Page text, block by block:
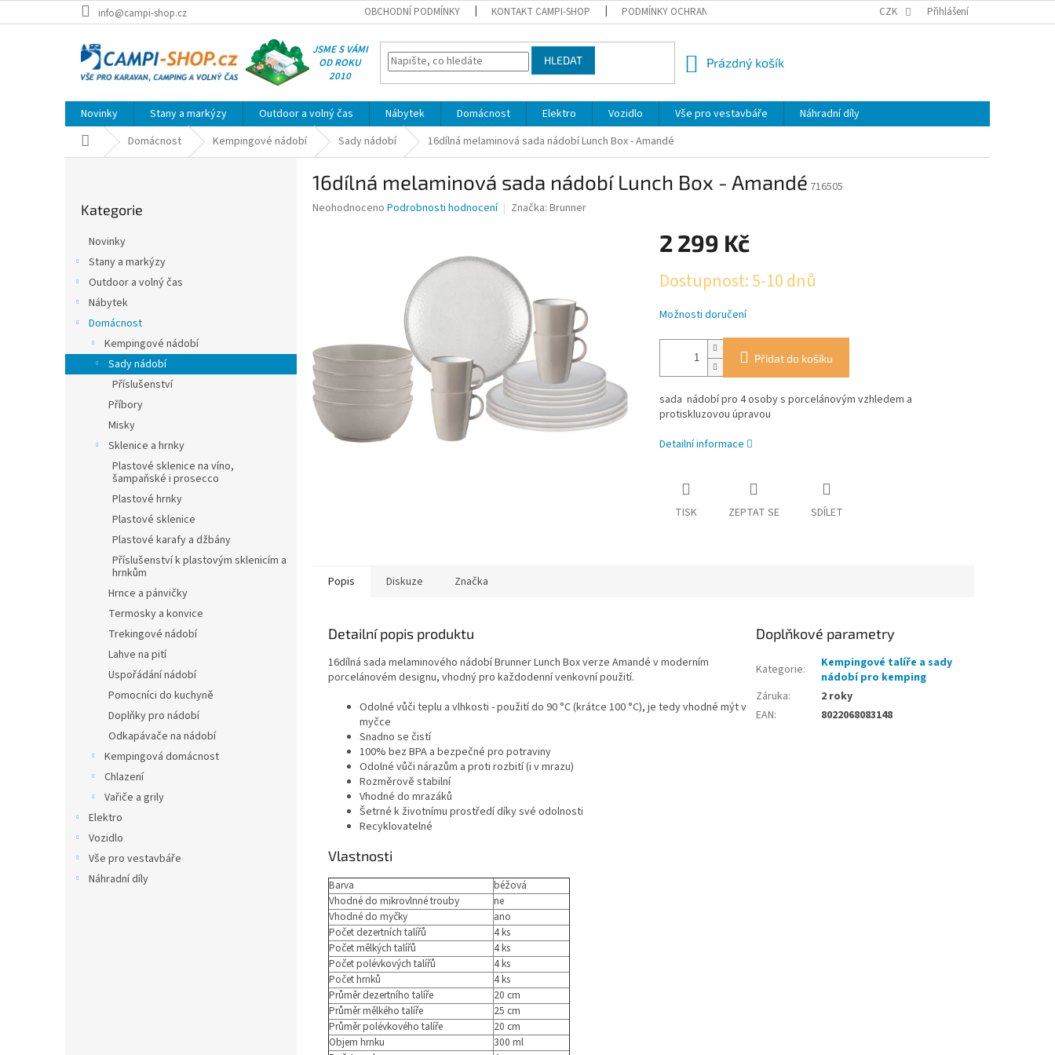
na
info@campi-shop.cz OBCHODNÍ PODMÍNKY KONTAKT CAMPI-SHOP PODMÍNKY OCHRANY OSOBNÍCH ÚDAJŮ REKLAMACE
CZK Přihlášení
JSME S VÁMI
OD ROKU
2010
HLEDAT
NÁKUPNÍ
Prázdný košík
Novinky Stany a markýzy Outdoor a volný čas Nábytek Domácnost Elektro Vozidlo Vše pro vestavbáře
Náhradní díly
Domů Domácnost Kempingové nádobí Sady nádobí 16dílná melaminová sada nádobí Lunch Box - Amandé
n
e
kategorie
Kategorie
Novinky
Stany a markýzy
Outdoor a volný čas
Nábytek
Domácnost
Kempingové nádobí
Sady nádobí
Příslušenství
Příbory
Misky
Sklenice a hrnky
Plastové sklenice na víno,
šampaňské i prosecco
Plastové hrnky
Plastové sklenice
Plastové karafy a džbány
Příslušenství k plastovým sklenicím a
hrnkům
Hrnce a pánvičky
Termosky a konvice
Trekingové nádobí
Lahve na pití
Uspořádání nádobí
Pomocníci do kuchyně
Doplňky pro nádobí
Odkapávače na nádobí
Kempingová domácnost
Chlazení
Vařiče a grily
Elektro
Vozidlo
Vše pro vestavbáře
Náhradní díly
16dílná melaminová sada nádobí Lunch Box - Amandé 716505
Průměrné
Neohodnoceno Podrobnosti hodnocení Značka: Brunner
2 299 Kč
cena:
Dostupnost: 5-10 dnů
Možnosti doručení
Přidat do košíku
sada nádobí pro 4 osoby s porcelánovým vzhledem a
protiskluzovou úpravou
Detailní informace
TISK ZEPTAT SE SDÍLET
Popis Diskuze Značka
Detailní popis produktu
16dílná sada melaminového nádobí Brunner Lunch Box verze Amandé v moderním
porcelánovém designu, vhodný pro každodenní venkovní použití.
Odolné vůči teplu a vlhkosti - použití do 90 °C (krátce 100 °C), je tedy vhodné mýt v
myčce
Snadno se čistí
100% bez BPA a bezpečné pro potraviny
Odolné vůči nárazům a proti rozbití (i v mrazu)
Rozměrově stabilní
Vhodné do mrazáků
Šetrné k životnímu prostředí díky své odolnosti
Recyklovatelné
Vlastnosti
Barva
béžová
Vhodné do mikrovlnné trouby
ne
Vhodné do myčky
ano
Počet dezertních talířů
4 ks
Počet mělkých talířů
4 ks
Počet polévkových talířů
4 ks
Počet hrnků
4 ks
Průměr dezertního talíře
20 cm
Průměr mělkého talíře
25 cm
Průměr polévkového talíře
20 cm
Objem hrnku
300 ml
Doplňkové parametry
Kategorie:
Kempingové talíře a sady
nádobí pro kemping
Záruka:
2 roky
EAN: 8022068083148